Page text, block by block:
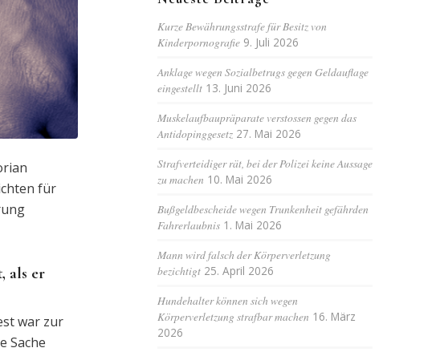
für
als er
war zur
Sache
Kurze Bewährungsstrafe für Besitz von
Kinderpornografie 9. Juli 2026
Anklage wegen Sozialbetrugs gegen Geldauflage
eingestellt 13. Juni 2026
Muskelaufbaupräparate verstossen gegen das
Antidopinggesetz 27. Mai 2026
Strafverteidiger rät, bei der Polizei keine Aussage
zu machen 10. Mai 2026
Bußgeldbescheide wegen Trunkenheit gefährden
Fahrerlaubnis 1. Mai 2026
Mann wird falsch der Körperverletzung
bezichtigt 25. April 2026
Hundehalter können sich wegen
Körperverletzung strafbar machen 16. März
2026